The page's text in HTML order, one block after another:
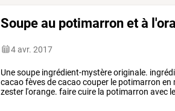
Soupe au potimarron et à
4 avr. 2017
Unesoupe ingrédient-mystèreoriginale.
cacaofèvesdecacaocouper le potimarron en
zester l'orange. fairecuire la potimarron avec